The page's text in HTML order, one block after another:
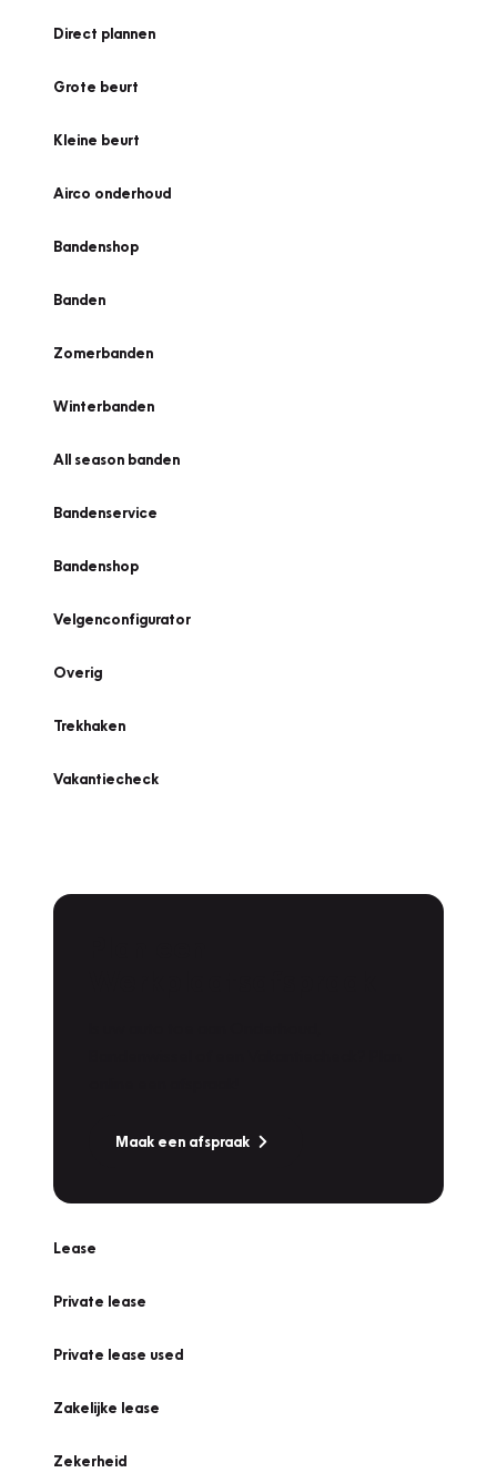
Direct plannen
Grote beurt
Kleine beurt
Airco onderhoud
Bandenshop
Banden
Zomerbanden
Winterbanden
All season banden
Bandenservice
Bandenshop
Velgenconfigurator
Overig
Trekhaken
Vakantiecheck
Maak een afspraak
Lease
Private lease
Private lease used
Zakelijke lease
Zekerheid